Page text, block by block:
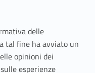
delle
tal fine ha avviato un
opinioni dei
esperienze